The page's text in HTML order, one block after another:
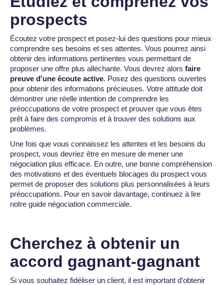
prospects
Écoutez votre prospect et posez-lui des questions pour mieux
comprendre ses besoins et ses attentes. Vous pourrez ainsi
obtenir des informations pertinentes vous permettant de
proposer une offre plus alléchante. Vous devrez alors faire
preuve d'une écoute active. Posez des questions ouvertes
pour obtenir des informations précieuses. Votre attitude doit
démontrer une réelle intention de comprendre les
préoccupations de votre prospect et prouver que vous êtes
prêt à faire des compromis et à trouver des solutions aux
problèmes.
Une fois que vous connaissez les attentes et les besoins du
prospect, vous devriez être en mesure de mener une
négociation plus efficace. En outre, une bonne compréhension
des motivations et des éventuels blocages du prospect vous
permet de proposer des solutions plus personnalisées à leurs
préoccupations. Pour en savoir davantage, continuez à lire
notre guide négociation commerciale.
Cherchez à obtenir un
accord gagnant-gagnant
Si vous souhaitez fidéliser un client, il est important d'obtenir